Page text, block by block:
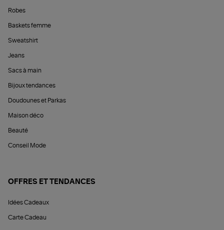
Robes
Baskets femme
Sweatshirt
Jeans
Sacs à main
Bijoux tendances
Doudounes et Parkas
Maison déco
Beauté
Conseil Mode
OFFRES ET TENDANCES
Idées Cadeaux
Carte Cadeau